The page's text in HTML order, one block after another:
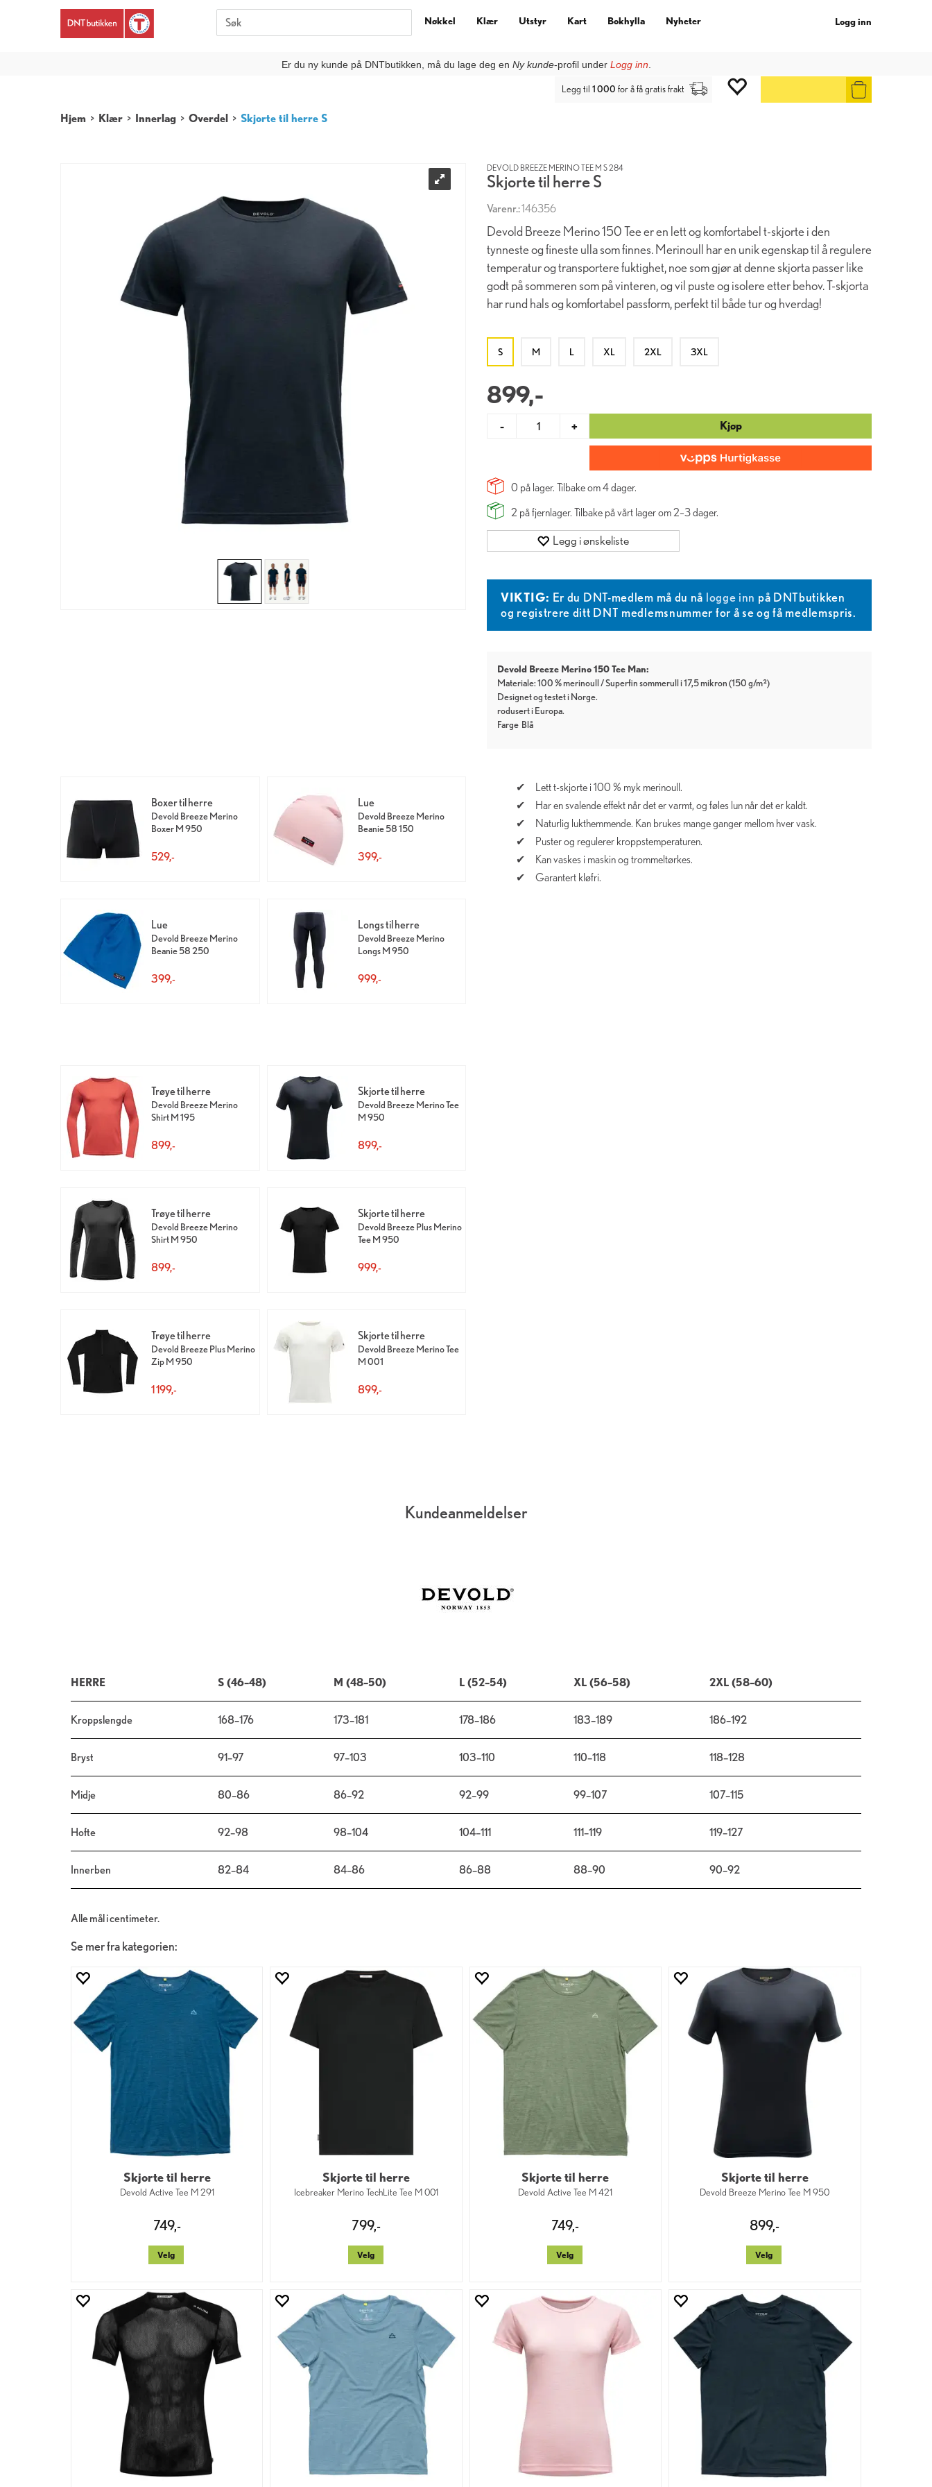
Logg inn
Er du ny kunde på DNTbutikken, må du lage deg en Ny kunde-profil under Logg inn
Nøkkel Klær Utstyr Kart Bokhylla Nyheter
Legg til 1 000 for å få gratis frakt
Hjem > Klær > Innerlag > Overdel > Skjorte til herre S
DEVOLD BREEZE MERINO TEE M S 284
Skjorte til herre S
Varenr.:146356
Devold Breeze Merino 150 Tee er en lett og komfortabel t-skjorte i den
tynneste og fineste ulla som finnes. Merinoull har en unik egenskap til å regulere
temperatur og transportere fuktighet, noe som gjør at denne skjorta passer like
godt på sommeren som på vinteren, og vil puste og isolere etter behov. T-skjorta
har rund hals og komfortabel passform, perfekt til både tur og hverdag!
S M L XL 2XL 3XL
899,-
- + Kjøp
0 på lager. Tilbake om4dager.
2 på fjernlager. Tilbake på vårt lager om 2–3 dager.
Legg i ønskeliste
VIKTIG: Er du DNT-medlem må du nå logge inn på DNTbutikken
og registrere ditt DNT medlemsnummer for å se og få medlemspris.
Devold Breeze Merino 150 Tee Man:
Materiale: 100 % merinoull / Superfin sommerull i 17,5 mikron (150 g/m²)
Designet og testet i Norge.
rodusert i Europa.
Farge Blå
Boxer til herre
Devold Breeze Merino
Boxer M 950
529,-
Lue
Devold Breeze Merino
Beanie 58 150
399,-
Lue
Devold Breeze Merino
Beanie 58 250
399,-
Longs til herre
Devold Breeze Merino
Longs M 950
999,-
Trøye til herre
Devold Breeze Merino
Shirt M 195
899,-
Skjorte til herre
Devold Breeze Merino Tee
M 950
899,-
Trøye til herre
Devold Breeze Merino
Shirt M 950
899,-
Skjorte til herre
Devold Breeze Plus Merino
Tee M 950
999,-
Trøye til herre
Devold Breeze Plus Merino
Zip M 950
1 199,-
Skjorte til herre
Devold Breeze Merino Tee
M 001
899,-
Lett t-skjorte i 100 % myk merinoull.
Har en svalende effekt når det er varmt, og føles lun når det er kaldt.
Naturlig lukthemmende. Kan brukes mange ganger mellom hver vask.
Puster og regulerer kroppstemperaturen.
Kan vaskes i maskin og trommeltørkes.
Garantert kløfri.
Kundeanmeldelser
HERRE S (46–48) M (48–50) L (52–54) XL (56–58) 2XL (58–60)
Kroppslengde 168–176 173–181 178–186 183–189 186–192
Bryst 91–97 97–103 103–110 110–118 118–128
Midje 80–86 86–92 92–99 99–107 107–115
Hofte 92–98 98–104 104–111 111–119 119–127
Innerben 82–84 84–86 86–88 88–90 90–92
Alle mål i centimeter.
Se mer fra kategorien:
Skjorte til herre
Devold Active Tee M 291
749,-
Velg
Skjorte til herre
Icebreaker Merino TechLite Tee M 001
799,-
Velg
Skjorte til herre
Devold Active Tee M 421
749,-
Velg
Skjorte til herre
Devold Breeze Merino Tee M 950
899,-
Velg